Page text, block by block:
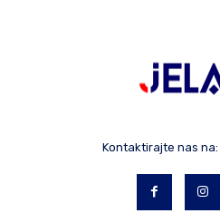
Kontaktirajte nas na: